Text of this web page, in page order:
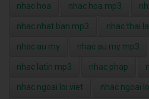
nhac hoa nhac hoa mp3
nhac nhat ban mp3 nhac thai
nhac au my nhac au my mp3
nhac latin mp3 nhac phap
nhac ngoai loi viet nhac ngoai